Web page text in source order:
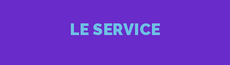
LE SERVICE